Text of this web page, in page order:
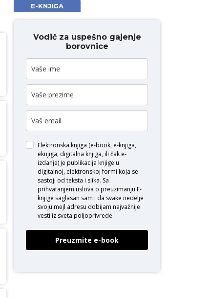
E-KNJIGA
Vodič za uspešno gajenje
borovnice
Elektronska knjiga (e-book, e-knjiga,
eknjiga, digitalna knjiga, ili čak e-
izdanje) je publikacija knjige u
digitalnoj, elektronskoj formi koja se
sastoji od teksta i slika. Sa
prihvatanjem uslova o preuzimanju E-
knjige saglasan sam i da svake nedelje
svoju mejl adresu dobijam najvažnije
vesti iz sveta poljoprivrede.
Preuzmite e-book